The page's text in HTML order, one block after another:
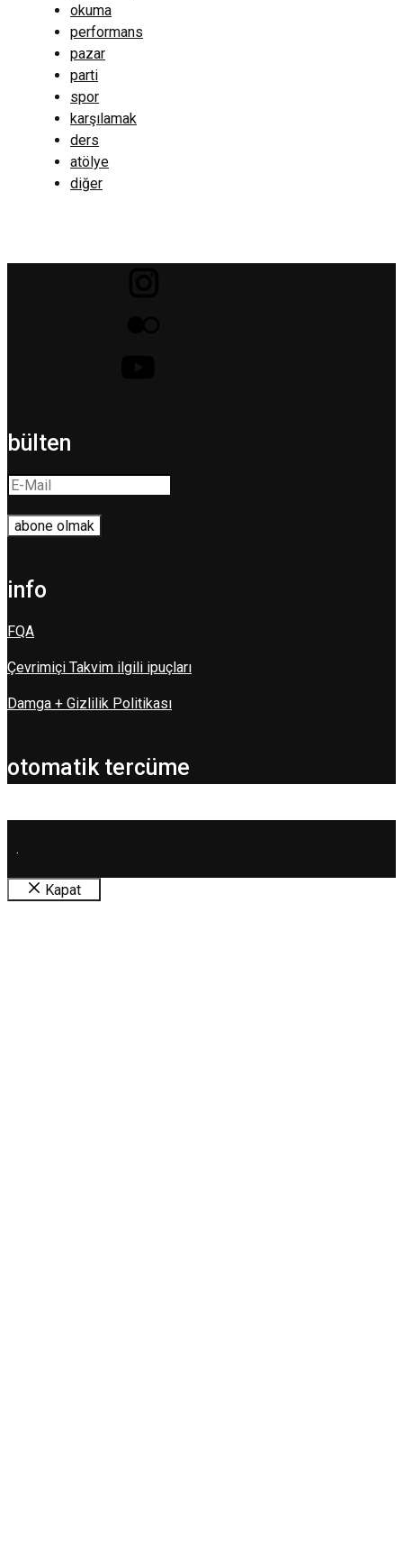
okuma
performans
pazar
parti
spor
karşılamak
ders
atölye
diğer
bülten
info
FQA
Çevrimiçi Takvim ilgili ipuçları
Damga + Gizlilik Politikası
otomatik tercüme
.
Kapat